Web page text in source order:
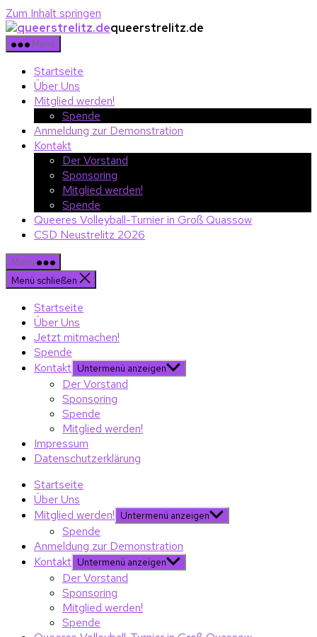
Zum Inhalt springen
queerstrelitz.de
Menü
Startseite
Über Uns
Mitglied werden!
Spende
Anmeldung zur Demonstration
Kontakt
Der Vorstand
Sponsoring
Mitglied werden!
Spende
Queeres Volleyball-Turnier in Groß Quassow
CSD Neustrelitz 2026
Menü
Menü schließen
Startseite
Über Uns
Jetzt mitmachen!
Spende
Kontakt Untermenü anzeigen
Der Vorstand
Sponsoring
Spende
Mitglied werden!
Impressum
Datenschutzerklärung
Startseite
Über Uns
Mitglied werden! Untermenü anzeigen
Spende
Anmeldung zur Demonstration
Kontakt Untermenü anzeigen
Der Vorstand
Sponsoring
Mitglied werden!
Spende